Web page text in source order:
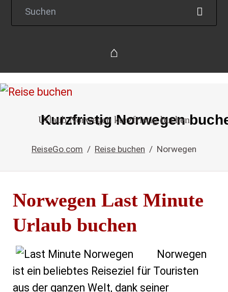
einfach
Kurzfristig Norwegen
Urlaub Norwegen kurzfristig buchen
ReiseGo.com Reise buchen Norwegen
Norwegen Last Minute
Urlaub buchen
Norwegen
ist ein beliebtes Reiseziel für Touristen
aus der ganzen Welt, dank seiner